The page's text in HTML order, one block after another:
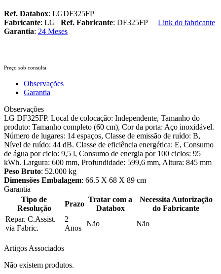
Ref. Databox: LGDF325FP
Fabricante: LG | Ref. Fabricante: DF325FP
Link do fabricante
Garantia: 24 Meses
Preço sob consulta
Observações
Garantia
Observações
LG DF325FP. Local de colocação: Independente, Tamanho do
produto: Tamanho completo (60 cm), Cor da porta: Aço inoxidável.
Número de lugares: 14 espaços, Classe de emissão de ruído: B,
Nível de ruído: 44 dB. Classe de eficiência energética: E, Consumo
de água por ciclo: 9,5 l, Consumo de energia por 100 ciclos: 95
kWh. Largura: 600 mm, Profundidade: 599,6 mm, Altura: 845 mm
Peso Bruto: 52.000 kg
Dimensões Embalagem: 66.5 X 68 X 89 cm
Garantia
Tipo de
Resolução
Prazo
Tratar com a
Databox
Necessita Autorização
do Fabricante
Repar. C.Assist.
via Fabric.
2
Anos
Não Não
Artigos Associados
Não existem produtos.